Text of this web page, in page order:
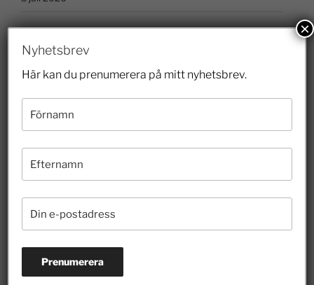
Prenumerera på nyhetsbrevet
Nyhetsbrev
Här kan du prenumerera på mitt nyhetsbrev.
×